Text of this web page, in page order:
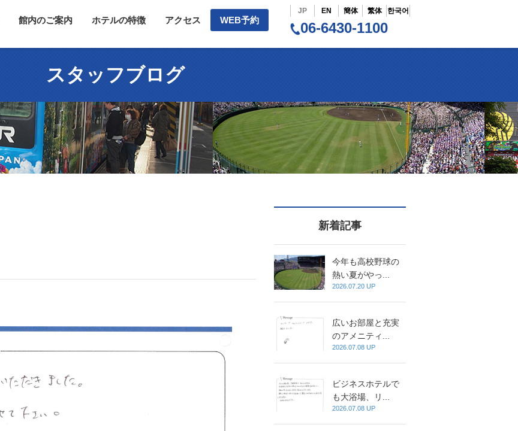
館内のご案内 ホテルの特徴 アクセス WEB予約
JP EN 簡体 繁体 한국어
06-6430-1100
スタッフブログ
新着記事
今年も高校野球の
熱い夏がやっ...
2026.07.20 UP
広いお部屋と充実
のアメニティ...
2026.07.08 UP
ビジネスホテルで
も大浴場、リ...
2026.07.08 UP